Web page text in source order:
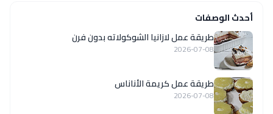
أحدث الوصفات
طريقة عمل لازانيا الشوكولاته بدون فرن
2026-07-08
طريقة عمل كريمة الأناناس
2026-07-08